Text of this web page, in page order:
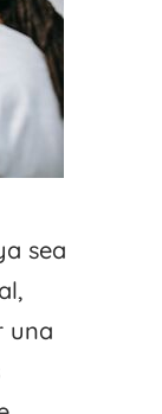
sea
una